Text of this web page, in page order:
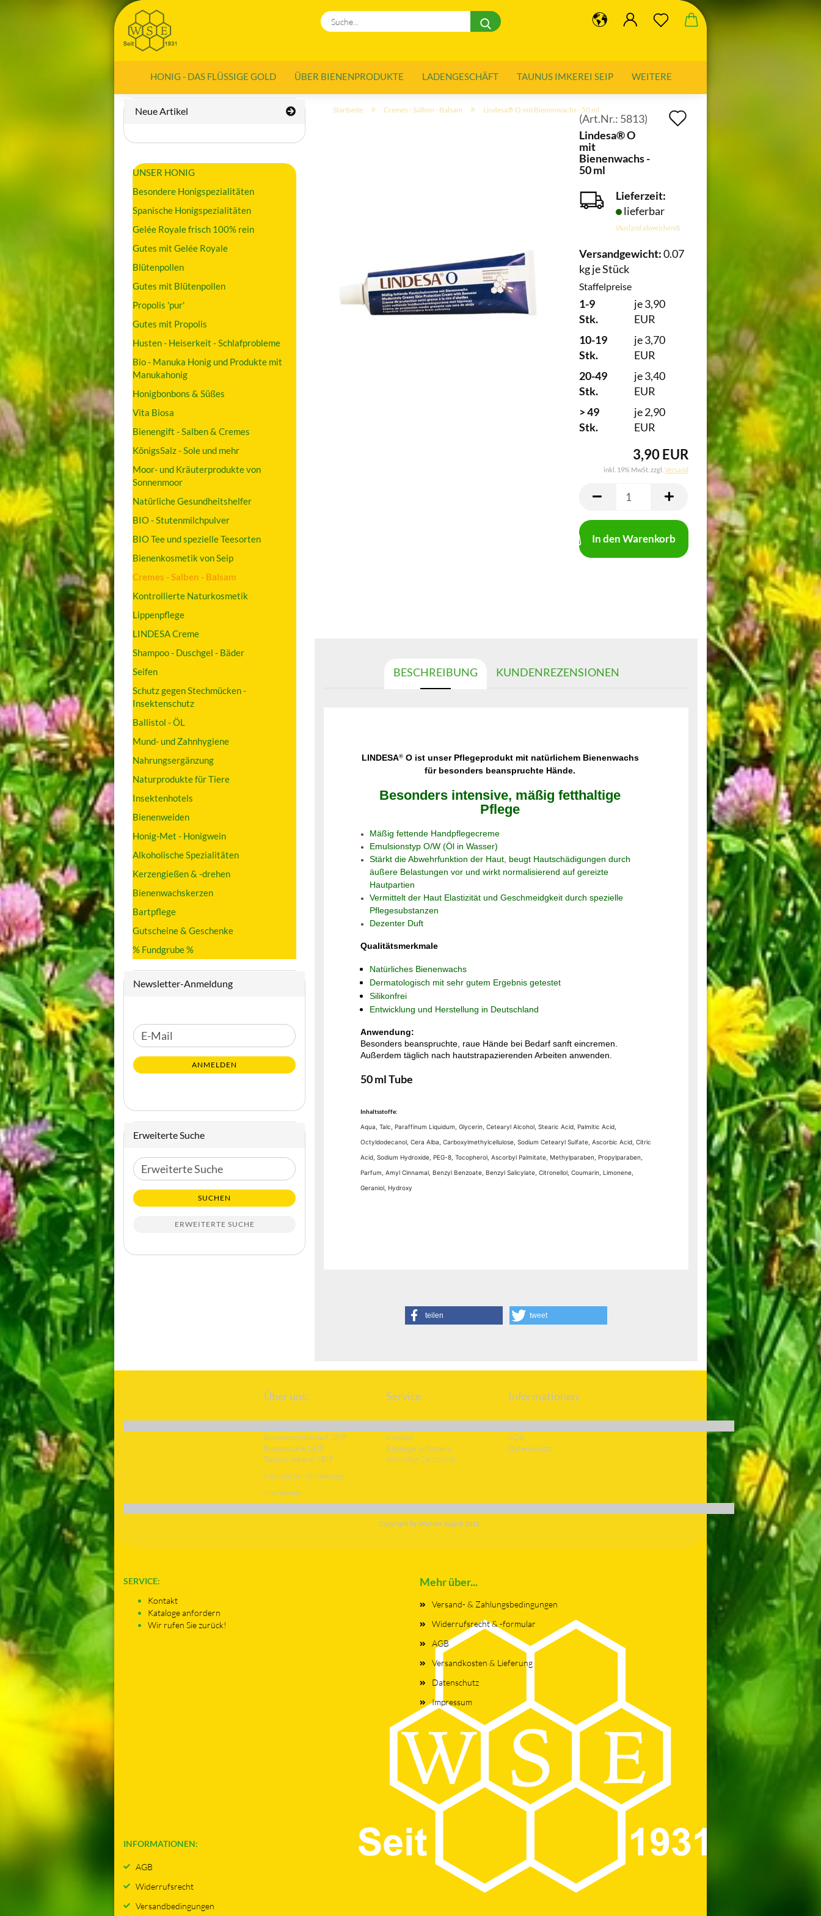
Suche...
HONIG - DAS FLÜSSIGE GOLD ÜBER BIENENPRODUKTE LADENGESCHÄFT TAUNUS IMKEREI SEIP WEITERE
Startseite » Cremes - Salben - Balsam » Lindesa® O mit Bienenwachs - 50 ml
(Art.Nr.: 5813)
Lindesa® O
mit
Bienenwachs -
50 ml
Lieferzeit:
lieferbar
(Ausland abweichend)
Versandgewicht:0.07
kg je Stück
Staffelpreise
1-9
Stk.
je 3,90
EUR
10-19
Stk.
je 3,70
EUR
20-49
Stk.
je 3,40
EUR
> 49
Stk.
je 2,90
EUR
3,90 EUR
inkl. 19% MwSt. zzgl. Versand
In den Warenkorb
BESCHREIBUNG KUNDENREZENSIONEN
LINDESA®O ist unser Pflegeprodukt mit natürlichem Bienenwachs
für besonders beanspruchte Hände.
Besonders intensive, mäßig fetthaltige
Pflege
Mäßig fettende Handpflegecreme
Emulsionstyp O/W (Öl in Wasser)
Stärkt die Abwehrfunktion der Haut, beugt Hautschädigungen durch
äußere Belastungen vor und wirkt normalisierend auf gereizte
Hautpartien
Vermittelt der Haut Elastizität und Geschmeidgkeit durch spezielle
Pflegesubstanzen
Dezenter Duft
Qualitätsmerkmale
Natürliches Bienenwachs
Dermatologisch mit sehr gutem Ergebnis getestet
Silikonfrei
Entwicklung und Herstellung in Deutschland
Anwendung:
Besonders beanspruchte, raue Hände bei Bedarf sanft eincremen.
Außerdem täglich nach hautstrapazierenden Arbeiten anwenden.
50 ml Tube
Inhaltsstoffe:
Aqua, Talc, Paraffinum Liquidum, Glycerin, Cetearyl Alcohol, Stearic Acid, Palmitic Acid,
Octyldodecanol, Cera Alba, Carboxylmethylcellulose, Sodium Cetearyl Sulfate, Ascorbic Acid, Citric
Acid, Sodium Hydroxide, PEG-8, Tocopherol, Ascorbyl Palmitate, Methylparaben, Propylparaben,
Parfum, Amyl Cinnamal, Benzyl Benzoate, Benzyl Salicylate, Citronellol, Coumarin, Limonene,
Geraniol, Hydroxy
teilen tweet
Neue Artikel
UNSER HONIG
Besondere Honigspezialitäten
Spanische Honigspezialitäten
Gelée Royale frisch 100% rein
Gutes mit Gelée Royale
Blütenpollen
Gutes mit Blütenpollen
Propolis 'pur'
Gutes mit Propolis
Husten - Heiserkeit - Schlafprobleme
Bio - Manuka Honig und Produkte mit
Manukahonig
Honigbonbons & Süßes
Vita Biosa
Bienengift - Salben & Cremes
KönigsSalz - Sole und mehr
Moor- und Kräuterprodukte von
Sonnenmoor
Natürliche Gesundheitshelfer
BIO - Stutenmilchpulver
BIO Tee und spezielle Teesorten
Bienenkosmetik von Seip
Cremes - Salben - Balsam
Kontrollierte Naturkosmetik
Lippenpflege
LINDESA Creme
Shampoo - Duschgel - Bäder
Seifen
Schutz gegen Stechmücken -
Insektenschutz
Ballistol - ÖL
Mund- und Zahnhygiene
Nahrungsergänzung
Naturprodukte für Tiere
Insektenhotels
Bienenweiden
Honig-Met - Honigwein
Alkoholische Spezialitäten
Kerzengießen & -drehen
Bienenwachskerzen
Bartpflege
Gutscheine & Geschenke
% Fundgrube %
Newsletter-Anmeldung
WEITER
ZUR
NEWSLETTER-
ANMELDUNG
E-
ANMELDEN
Erweiterte Suche
Erweiterte
Suche
SUCHEN
ERWEITERTE SUCHE
Über uns: Service: Informationen:
Bienenzuchtbedarf SEIP
Bioprodukte SEIP
Taunus Imkerei SEIP
Newsletter Anmeldung
Impressum
Kontakt
Kataloge anfordern
Wir rufen Sie zurück!
AGB
Datenschutz
Copyright byWerner Seip© 2016
SERVICE:
Kontakt
Kataloge anfordern
Wir rufen Sie zurück!
Mehr über...
Versand- & Zahlungsbedingungen
Widerrufsrecht & -formular
AGB
Versandkosten & Lieferung
Datenschutz
Impressum
INFORMATIONEN:
AGB
Widerrufsrecht
Versandbedingungen